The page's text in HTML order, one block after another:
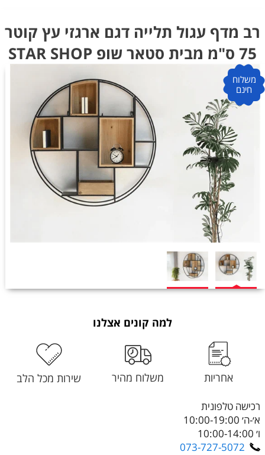
רב מדף עגול תלייה דגם ארגזי עץ קוטר
75 ס"מ מבית סטאר שופ STAR SHOP
משלוח
חינם
למה קונים אצלנו
אחריות משלוח מהיר שירות מכל הלב
רכישה טלפונית
א׳-ה׳ 10:00-19:00
ו׳ 10:00-14:00
073-727-5072